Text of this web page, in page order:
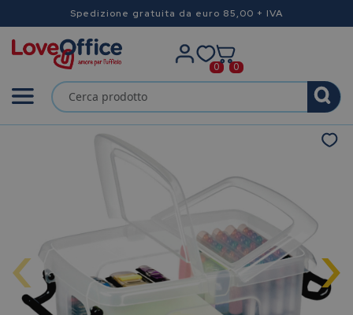
Spedizione gratuita da euro 85,00 + IVA
0 0
‹ ›